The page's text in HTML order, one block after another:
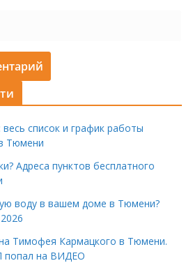
список и график работы
Тюмени
Адреса пунктов бесплатного
воду в вашем доме в Тюмени?
Тимофея Кармацкого в Тюмени.
на ВИДЕО